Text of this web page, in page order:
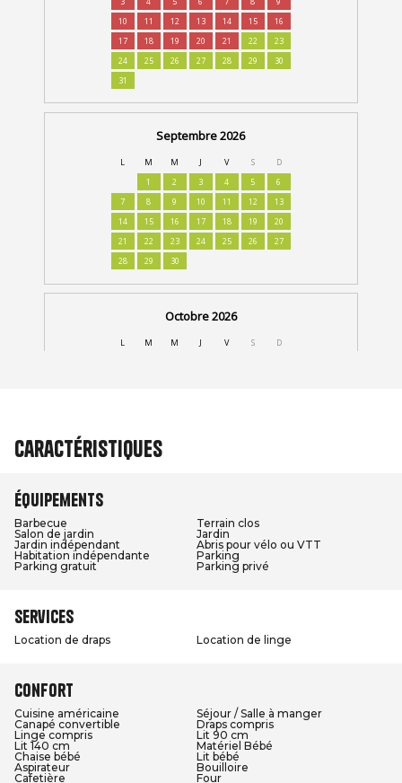
Caractéristiques
Équipements
Barbecue
Terrain clos
Salon de jardin
Jardin
Jardin indépendant
Abris pour vélo ou VTT
Habitation indépendante
Parking
Parking gratuit
Parking privé
Services
Location de draps Location de linge
Confort
Cuisine américaine
Séjour / Salle à manger
Canapé convertible
Draps compris
Linge compris
Lit 90 cm
Lit 140 cm
Matériel Bébé
Chaise bébé
Lit bébé
Aspirateur
Bouilloire
Cafetière
Four